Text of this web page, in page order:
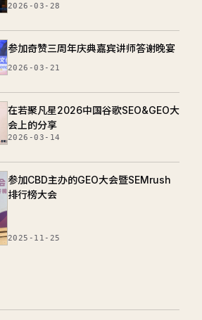
2026-03-28
参加奇赞三周年庆典嘉宾讲师答谢晚宴
2026-03-21
在若聚凡星2026中国谷歌SEO&GEO大
会上的分享
2026-03-14
参加CBD主办的GEO大会暨SEMrush
排行榜大会
2025-11-25